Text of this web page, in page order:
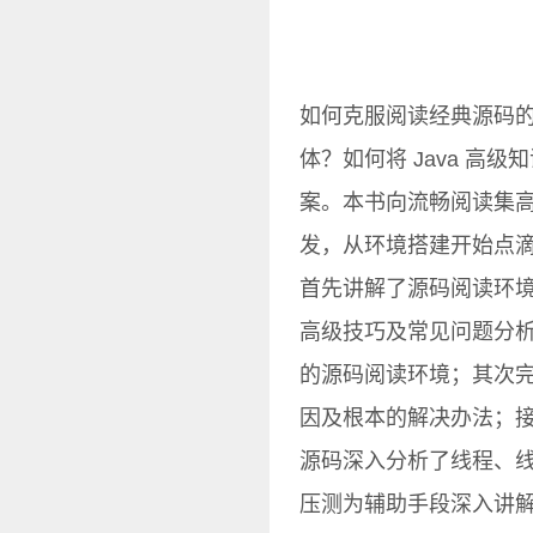
如何克服阅读经典源码
体？如何将 Java 高级
案。本书向流畅阅读集
发，从环境搭建开始点
首先讲解了源码阅读环
高级技巧及常见问题分
的源码阅读环境；其次
因及根本的解决办法；
源码深入分析了线程、
压测为辅助手段深入讲